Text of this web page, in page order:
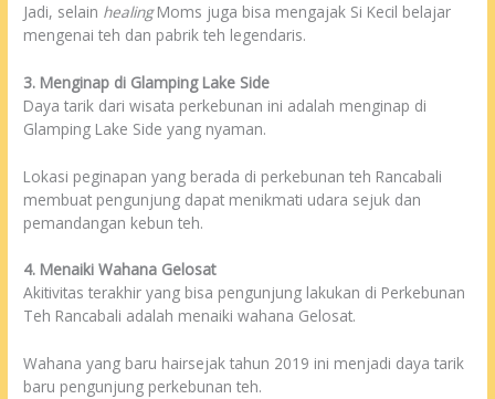
Jadi, selain healingMoms juga bisa mengajak Si Kecil belajar
mengenai teh dan pabrik teh legendaris.
3. Menginap di Glamping Lake Side
Daya tarik dari wisata perkebunan ini adalah menginap di
Glamping Lake Side yang nyaman.
Lokasi peginapan yang berada di perkebunan teh Rancabali
membuat pengunjung dapat menikmati udara sejuk dan
pemandangan kebun teh.
4. Menaiki Wahana Gelosat
Akitivitas terakhir yang bisa pengunjung lakukan di Perkebunan
Teh Rancabali adalah menaiki wahana Gelosat.
Wahana yang baru hairsejak tahun 2019 ini menjadi daya tarik
baru pengunjung perkebunan teh.